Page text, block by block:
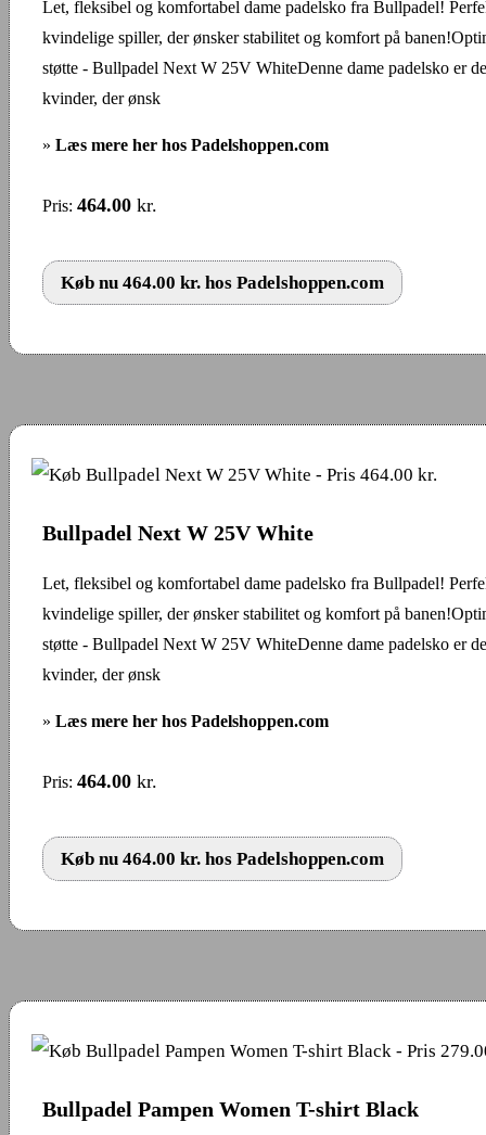
Let, fleksibel og komfortabel dame padelsko fra Bullpadel!
kvindelige spiller, der ønsker stabilitet og komfort på
støtte - Bullpadel Next W 25V WhiteDenne dame padelsko er
kvinder, der ønsk
» Læs mere her hos Padelshoppen.com
Pris: 464.00 kr.
Køb nu 464.00 kr. hos Padelshoppen.com
Bullpadel Next W 25V White
Let, fleksibel og komfortabel dame padelsko fra Bullpadel!
kvindelige spiller, der ønsker stabilitet og komfort på
støtte - Bullpadel Next W 25V WhiteDenne dame padelsko er
kvinder, der ønsk
» Læs mere her hos Padelshoppen.com
Pris: 464.00 kr.
Køb nu 464.00 kr. hos Padelshoppen.com
Bullpadel Pampen Women T-shirt Black